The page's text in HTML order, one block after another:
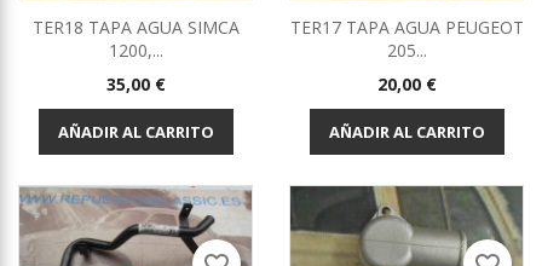
TER18 TAPA AGUA SIMCA
1200,...
Precio
35,00 €
AÑADIR AL CARRITO
TER17 TAPA AGUA PEUGEOT
205...
Precio
20,00 €
AÑADIR AL CARRITO